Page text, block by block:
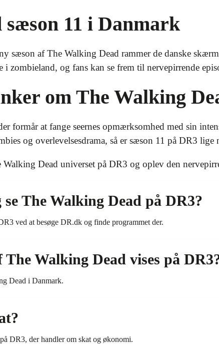
11 i Danmark
sæson af The Walking Dead rammer de danske
zombieland, og fans kan se frem til nervepirrende
om The Walking
formår at fange seernes opmærksomhed med sin
og overlevelsesdrama, så er sæson 11 på DR3 lige
Dead universet på DR3 og oplev den
The Walking Dead på DR3?
ved at besøge DR.dk og finde programmet der.
Walking Dead vises på
Dead i Danmark.
DR3, der handler om skat og økonomi.